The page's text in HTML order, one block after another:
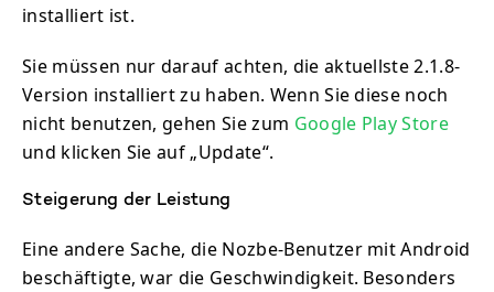
installiert ist.
Sie müssen nur darauf achten, die aktuellste 2.1.8-
Version installiert zu haben. Wenn Sie diese noch
nicht benutzen, gehen Sie zum Google Play Store
und klicken Sie auf „Update“.
Steigerung der Leistung
Eine andere Sache, die Nozbe-Benutzer mit Android
beschäftigte, war die Geschwindigkeit. Besonders